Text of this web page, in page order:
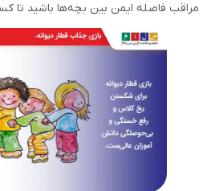
مراقب فاصله ایمن بین بچه‌ها باشید تا